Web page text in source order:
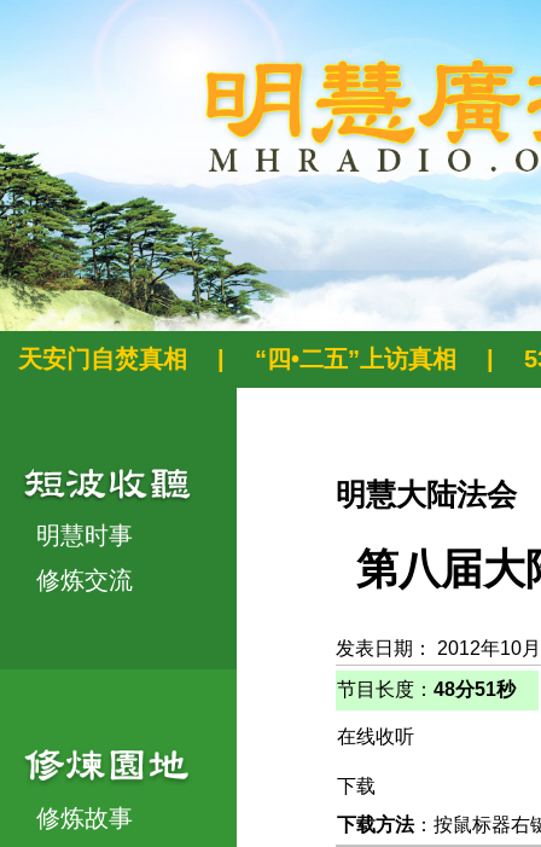
天安门自焚真相 “四•二五”上访真相
明慧时事
修炼交流
修炼故事
明慧大陆法会
第八届大
发表日期： 2012年10
节目长度： 48分51秒
在线收听
下载
下载方法：按鼠标器右